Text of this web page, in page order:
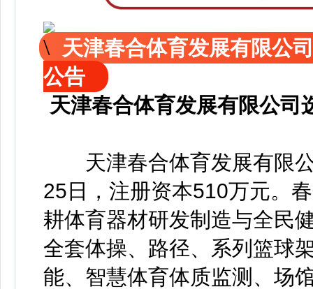
天津春合体育发展有限公
公告
天津春合体育发展有限公司
天津春合体育发展有限公
25日，注册资本510万元。
耕体育器材研发制造与全民
全套体操、路径、系列篮球
能、智慧体育体质监测、场